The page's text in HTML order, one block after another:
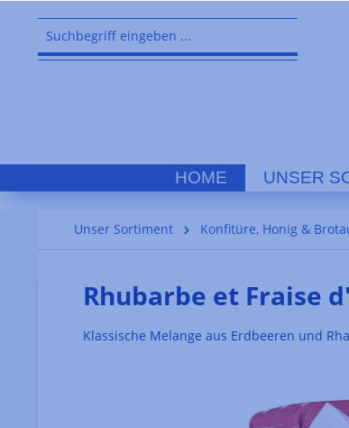
Zur Hauptnavigation springen
HOME UNSER
Unser Sortiment Konfitüre, Honig &
Rhubarbe et Fraise
Klassische Melange aus Erdbeeren und